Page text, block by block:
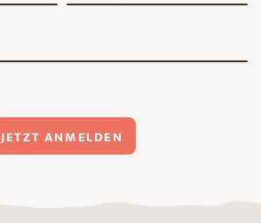
JETZT ANMELDEN